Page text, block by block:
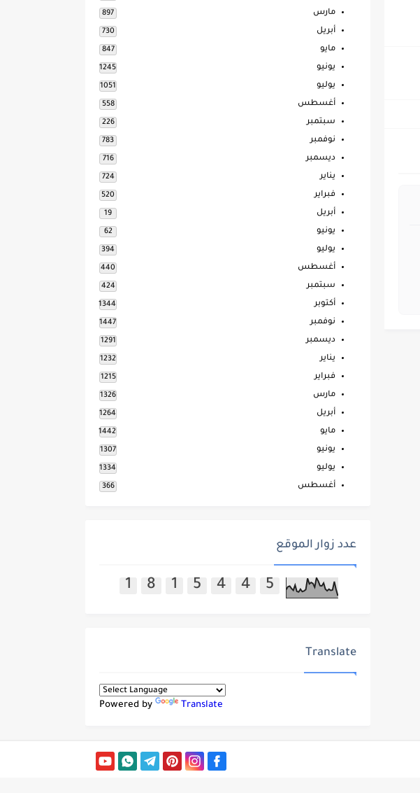
مارس 897
أبريل 730
مايو 847
يونيو 1245
يوليو 1051
أغسطس 558
سبتمبر 226
نوفمبر 783
ديسمبر 716
يناير 724
فبراير 520
أبريل 19
يونيو 62
يوليو 394
أغسطس 440
سبتمبر 424
أكتوبر 1344
نوفمبر 1447
ديسمبر 1291
يناير 1232
فبراير 1215
مارس 1326
أبريل 1264
مايو 1442
يونيو 1307
يوليو 1334
أغسطس 366
عدد زوار الموقع
1 8 1 5 4 4 5
Translate
Powered by Translate